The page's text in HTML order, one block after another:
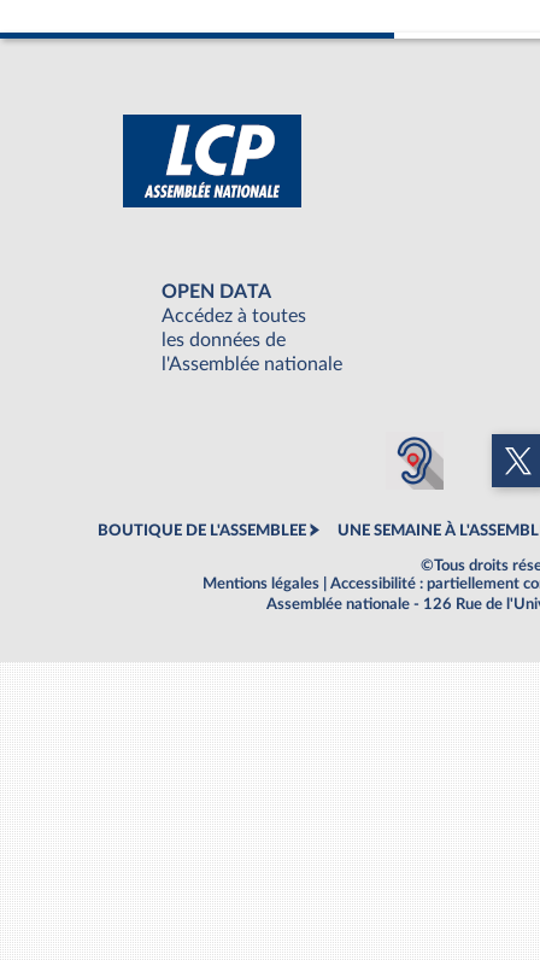
OPEN DATA
Accédez à toutes
les données de
l'Assemblée nationale
BOUTIQUE DE L'ASSEMBLEE UNE SEMAINE À
©Tous droits
Mentions légales
Accessibilité : partiellement
Assemblée nationale - 126 Rue de